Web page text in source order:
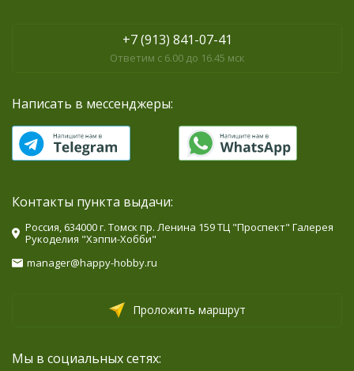
+7 (913) 841-07-41
Ответим с 6.00 до 16.45 мск
Написать в мессенджеры:
Контакты пункта выдачи:
Россия, 634000 г. Томск пр. Ленина 159 ТЦ "Проспект" Галерея
Рукоделия "Хэппи-Хобби"
manager@happy-hobby.ru
Проложить маршрут
Мы в социальных сетях: